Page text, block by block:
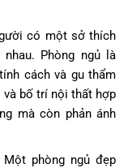
có một sở thích
Phòng ngủ là
cách và gu thẩm
và bố trí nội thất hợp
mà còn phản ánh
phòng ngủ đẹp